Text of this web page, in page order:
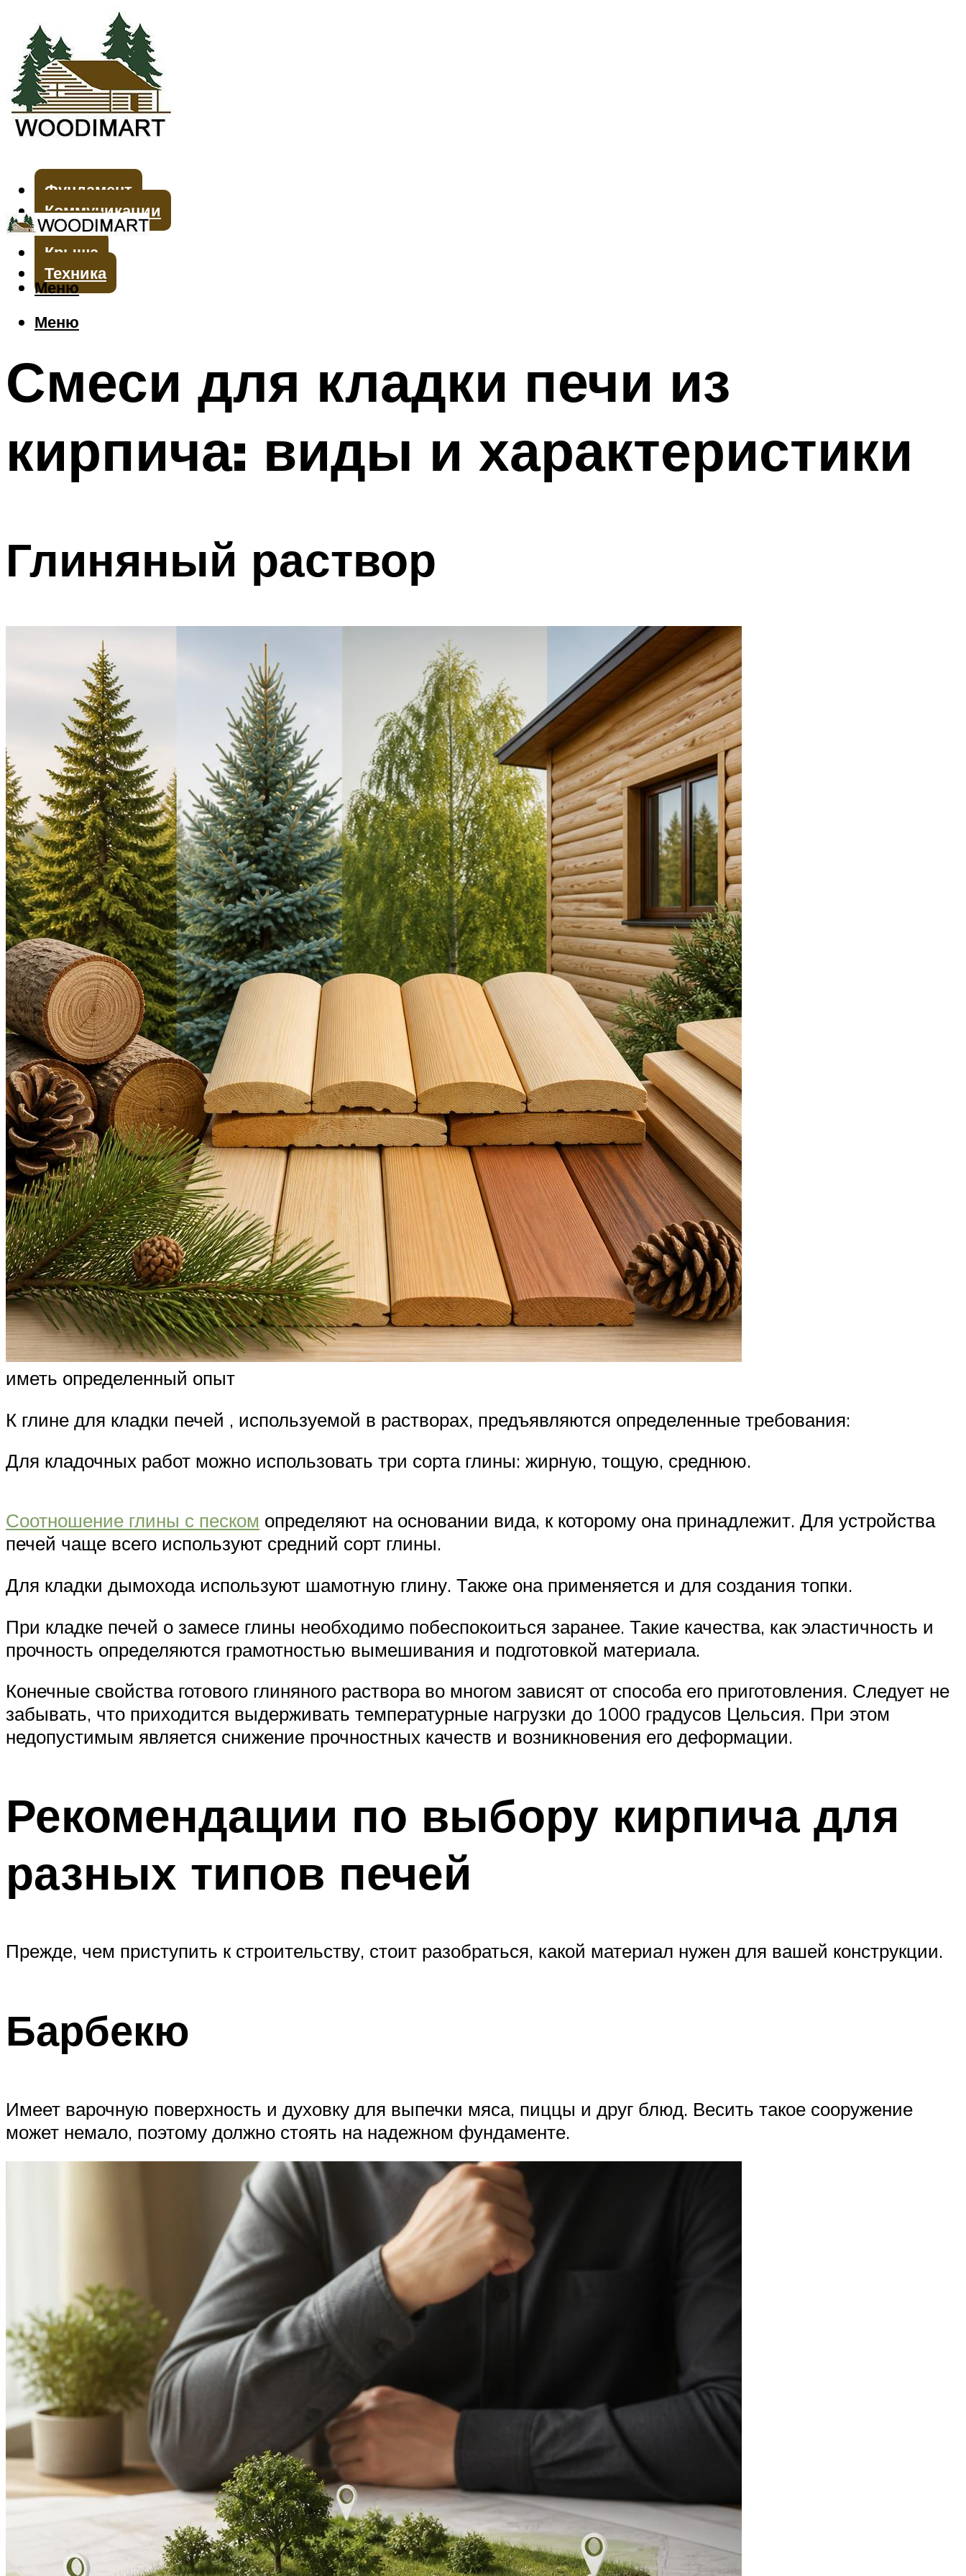
Фундамент
Коммуникации
Стены
Крыша
Техника
Меню
Меню
Смеси для кладки печи из
кирпича: виды и характеристики
Глиняный раствор
иметь определенный опыт
К глине для кладки печей , используемой в растворах, предъявляются определенные требования:
Для кладочных работ можно использовать три сорта глины: жирную, тощую, среднюю.
Соотношение глины с песком определяют на основании вида, к которому она принадлежит. Для устройства
печей чаще всего используют средний сорт глины.
Для кладки дымохода используют шамотную глину. Также она применяется и для создания топки.
При кладке печей о замесе глины необходимо побеспокоиться заранее. Такие качества, как эластичность и
прочность определяются грамотностью вымешивания и подготовкой материала.
Конечные свойства готового глиняного раствора во многом зависят от способа его приготовления. Следует не
забывать, что приходится выдерживать температурные нагрузки до 1000 градусов Цельсия. При этом
недопустимым является снижение прочностных качеств и возникновения его деформации.
Рекомендации по выбору кирпича для
разных типов печей
Прежде, чем приступить к строительству, стоит разобраться, какой материал нужен для вашей конструкции.
Барбекю
Имеет варочную поверхность и духовку для выпечки мяса, пиццы и друг блюд. Весить такое сооружение
может немало, поэтому должно стоять на надежном фундаменте.